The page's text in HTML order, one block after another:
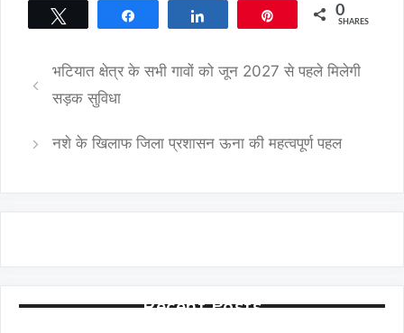
0
SHARES
भटियात क्षेत्र के सभी गावों को जून 2027 से पहले मिलेगी
सड़क सुविधा
नशे के खिलाफ जिला प्रशासन ऊना की महत्वपूर्ण पहल
Recent Posts